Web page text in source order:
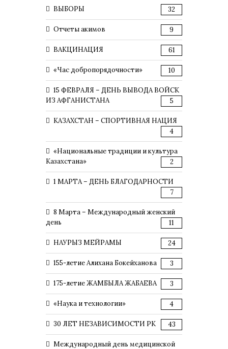
ВЫБОРЫ 32
Отчеты акимов 9
ВАКЦИНАЦИЯ 61
«Час добропорядочности» 10
15 ФЕВРАЛЯ – ДЕНЬ ВЫВОДА ВОЙСК
ИЗ АФГАНИСТАНА
5
КАЗАХСТАН – СПОРТИВНАЯ НАЦИЯ
4
«Национальные традиции и культура
Казахстана»
2
1 МАРТА – ДЕНЬ БЛАГОДАРНОСТИ
7
8 Марта – Международный женский
день
11
НАУРЫЗ МЕЙРАМЫ 24
155-летие Алихана Бокейханова 3
175-летие ЖАМБЫЛА ЖАБАЕВА 3
«Наука и технологии» 4
30 ЛЕТ НЕЗАВИСИМОСТИ РК 43
Международный день медицинской